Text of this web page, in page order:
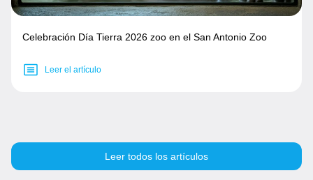
Celebración Día Tierra 2026 zoo en el San Antonio Zoo
Leer el artículo
Leer todos los artículos